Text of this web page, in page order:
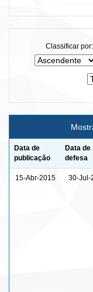
Classificar por:
Data de
publicação
Data de
defesa
15-Abr-2015 30-Jul-